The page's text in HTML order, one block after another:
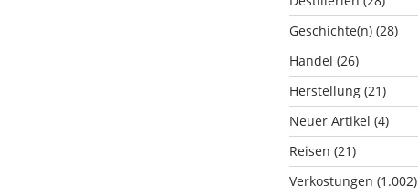
Geschichte(n) (28)
Handel (26)
Herstellung (21)
Neuer Artikel (4)
Reisen (21)
Verkostungen (1.002)